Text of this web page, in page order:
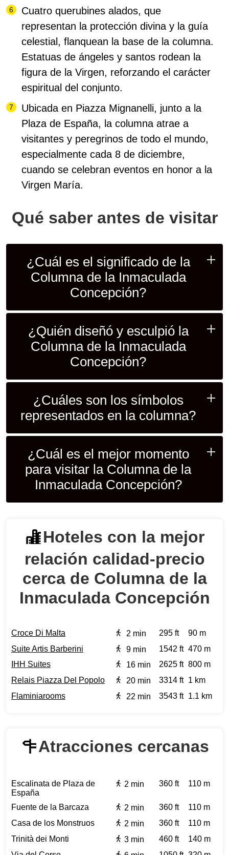
Cuatro querubines alados, que
representan la protección divina y la guía
celestial, flanquean la base de la columna.
Estatuas de ángeles y santos rodean la
figura de la Virgen, reforzando el carácter
espiritual del conjunto.
Ubicada en Piazza Mignanelli, junto a la
Plaza de España, la columna atrae a
visitantes y peregrinos de todo el mundo,
especialmente cada 8 de diciembre,
cuando se celebran eventos en honor a la
Virgen María.
Qué saber antes de visitar
¿Cuál es el significado de la
Columna de la Inmaculada
Concepción?
¿Quién diseñó y esculpió la
Columna de la Inmaculada
Concepción?
¿Cuáles son los símbolos
representados en la columna?
¿Cuál es el mejor momento
para visitar la Columna de la
Inmaculada Concepción?
Hoteles con la mejor
relación calidad‑precio
cerca de Columna de la
Inmaculada Concepción
Croce Di Malta 2 min 295 ft
90 m
Suite Artis Barberini
9 min 1542 ft 470 m
IHH Suites
16 min 2625 ft 800 m
Relais Piazza Del Popolo
20 min 3314 ft
1 km
Flaminiarooms
22 min 3543 ft 1.1 km
Atracciones cercanas
Escalinata de Plaza de
España
2 min 360 ft 110 m
Fuente de la Barcaza 2 min 360 ft
110 m
Casa de los Monstruos
2 min 360 ft
110 m
Trinità dei Monti
3 min 460 ft
140 m